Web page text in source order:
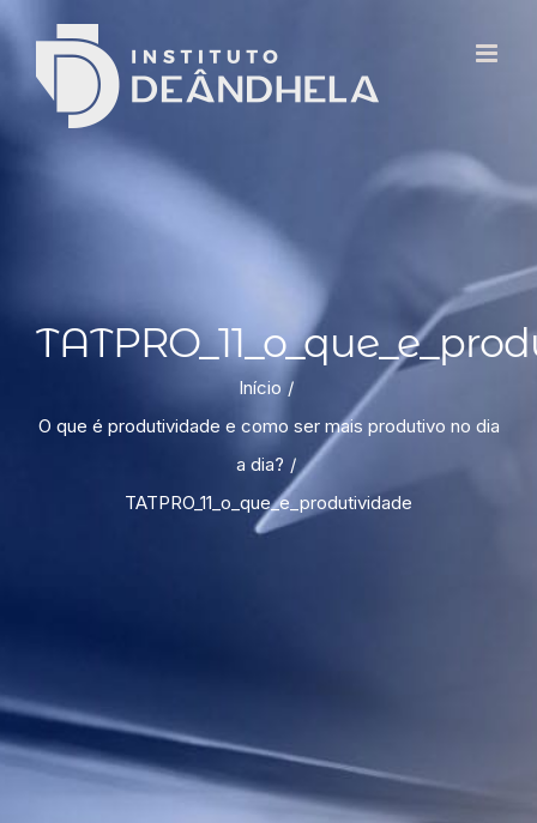
Início
O que é produtividade e como ser mais produtivo no dia
a dia?
TATPRO_11_o_que_e_produtividade